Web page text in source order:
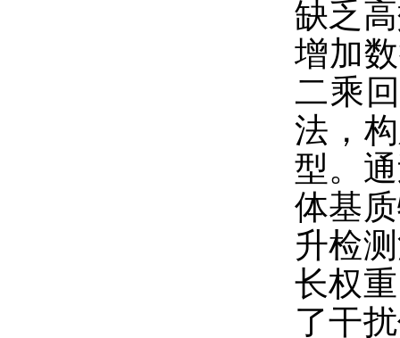
缺乏
增加
二乘
法，
型。
体基
升检
长权
了干